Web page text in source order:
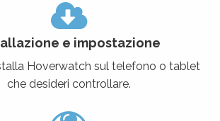
e impostazione
Hoverwatch sul telefono o tablet
che desideri controllare.